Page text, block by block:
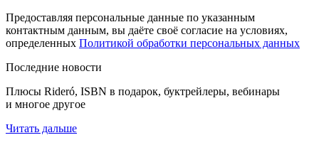
Предоставляя персональные данные по указанным
контактным данным, вы даёте своё согласие на условиях,
определенных Политикой обработки персональных данных
Последние новости
Плюсы Rideró, ISBN в подарок, буктрейлеры, вебинары
и многое другое
Читать дальше